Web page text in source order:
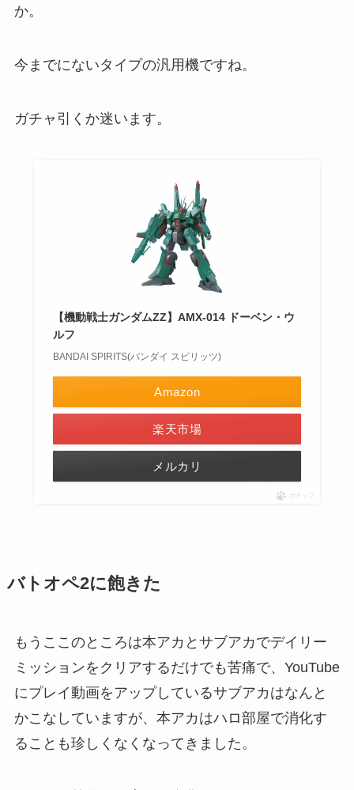
か。
今までにないタイプの汎用機ですね。
ガチャ引くか迷います。
【機動戦士ガンダムZZ】AMX-014 ドーベン・ウ
ルフ
BANDAI SPIRITS(バンダイ スピリッツ)
Amazon
楽天市場
メルカリ
ポチップ
バトオペ2に飽きた
もうここのところは本アカとサブアカでデイリー
ミッションをクリアするだけでも苦痛で、YouTube
にプレイ動画をアップしているサブアカはなんと
かこなしていますが、本アカはハロ部屋で消化す
ることも珍しくなくなってきました。